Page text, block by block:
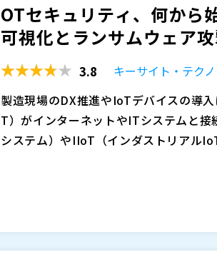
ない場合、「性能に余裕を持たせる」
しまうことがあります。
のためにコストが想定以上に膨らんで
ず、配線が複雑化」 といった“あるあ
今、求められているのは必要な性能を
いい」選択肢です。
省配線・分散配置を無理なく取り入れ
「EtherCAT対応 CONPROSYS®
精度なI/O同期を実現しながら、4／8
きるEtherCATリモートI/Oカプラです。
OTセキュリティ、何か
可視化とランサムウェア
3.8
キーサイト・テク
製造現場のDX推進やIoTデバイスの導
T）がインターネットやITシステムと接
システム）やIIoT（インダストリアル
で「全体像が見えない」「データ流量
ます。そうした可視化されていない通
され、ネットワーク全体の状況を把握
いことが不安につながっています。ま
OTネットワークでは、可視化されて